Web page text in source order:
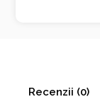
Recenzii (0)